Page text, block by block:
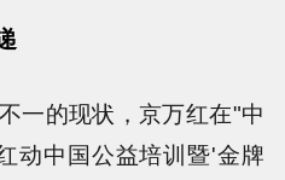
的现状，京万红在"中
动中国公益培训暨'金牌